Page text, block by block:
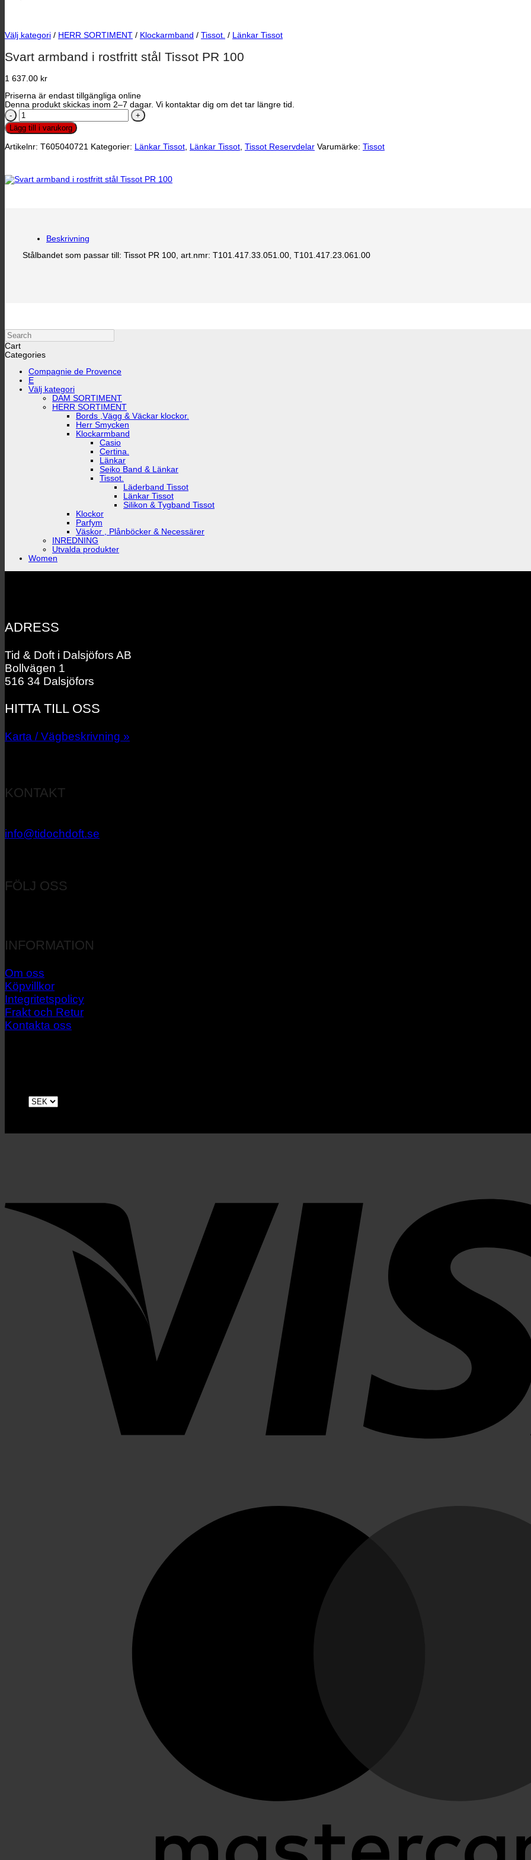
Välj kategori / HERR SORTIMENT / Klockarmband / Tissot. / Länkar Tissot
Svart armband i rostfritt stål Tissot PR 100
1 637.00 kr
Priserna är endast tillgängliga online
Denna produkt skickas inom 2–7 dagar. Vi kontaktar dig om det tar längre tid.
Svart
armband
i
stål
100
mängd
Lägg till i varukorg
Artikelnr: T605040721 Kategorier: Länkar Tissot Länkar Tissot Tissot Reservdelar Varumärke: Tissot
Beskrivning
Stålbandet som passar till: Tissot PR 100, art.nmr: T101.417.33.051.00, T101.417.23.061.00
Search
Cart
Categories
Compagnie de Provence
E
Välj kategori
DAM SORTIMENT
HERR SORTIMENT
Bords ,Vägg & Väckar klockor.
Herr Smycken
Klockarmband
Casio
Certina.
Länkar
Seiko Band & Länkar
Tissot.
Läderband Tissot
Länkar Tissot
Silikon & Tygband Tissot
Klockor
Parfym
Väskor , Plånböcker & Necessärer
INREDNING
Utvalda produkter
Women
ADRESS
Tid & Doft i Dalsjöfors AB
Bollvägen 1
516 34 Dalsjöfors
HITTA TILL OSS
Karta / Vägbeskrivning »
KONTAKT
info@tidochdoft.se
FÖLJ OSS
INFORMATION
Om oss
Köpvillkor
Integritetspolicy
Frakt och Retur
Kontakta oss